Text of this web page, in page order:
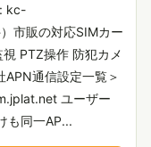
kc-
市販の対応SIMカー
PTZ操作 防犯カメ
通信設定一覧＞
ユーザー
も同一AP...